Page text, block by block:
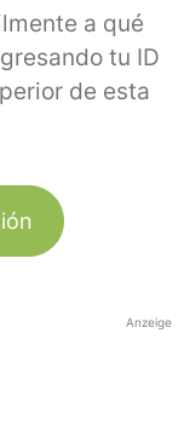
a qué
tu ID
de esta
Anzeige